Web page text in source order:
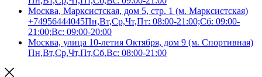
Москва, Марксистская, дом 5, стр. 1 (м. Марксистская)
+74956444045Пн,Вт,Ср,Чт,Пт: 08:00-21:00;Сб: 09:00-
21:00;Вс: 09:00-20:00
Москва, улица 10-летия Октября, дом 9 (м. Спортивная)
Пн,Вт,Ср,Чт,Пт,Сб,Вс: 08:00-21:00